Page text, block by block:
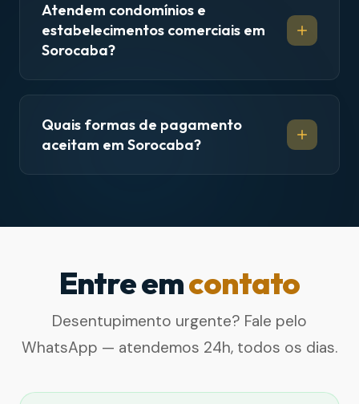
Atendem condomínios e
estabelecimentos comerciais em
Sorocaba?
Quais formas de pagamento
aceitam em Sorocaba?
Entre emcontato
Desentupimento urgente? Fale pelo
WhatsApp — atendemos 24h, todos os dias.